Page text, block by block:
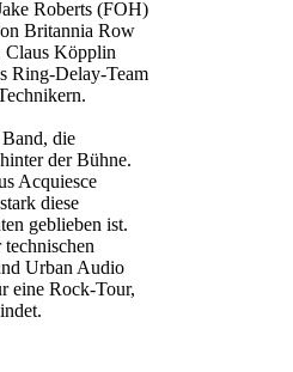
Roberts (FOH)
Britannia Row
Claus Köpplin
Ring-Delay-Team
die
der Bühne.
Acquiesce
diese
geblieben ist.
Urban Audio
eine Rock-Tour,